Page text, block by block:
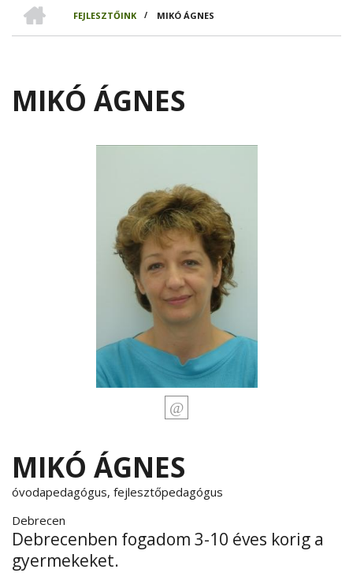
MORZSA
FEJLESZTŐINK
/ MIKÓ ÁGNES
MIKÓ ÁGNES
MIKÓ ÁGNES
óvodapedagógus, fejlesztőpedagógus
Debrecen
Debrecenben fogadom 3-10 éves korig a
gyermekeket.